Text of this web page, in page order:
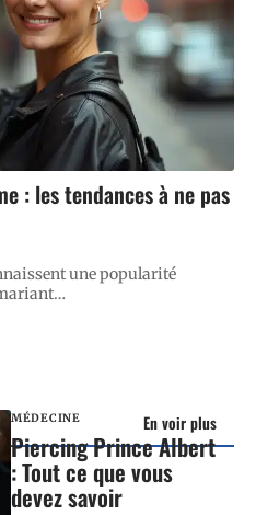
: les tendances à ne pas
une popularité
…
En voir plus
MÉDECINE
Piercing Prince Albert
: Tout ce que vous
devez savoir